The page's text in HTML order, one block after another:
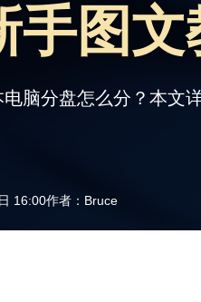
手图文
脑分盘怎么分？本文
16:00作者： Bruce